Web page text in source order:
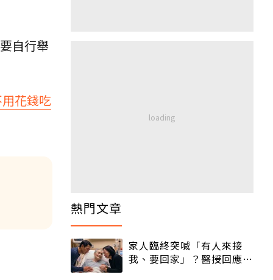
自行舉
花錢吃
熱門文章
家人臨終突喊「有人來接
我、要回家」？醫授回應方